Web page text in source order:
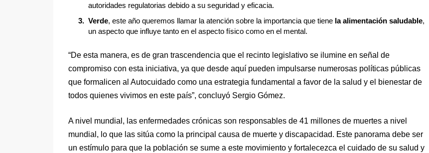
autoridades regulatorias debido a su seguridad y eficacia.
Verde, este año queremos llamar la atención sobre la importancia que tiene la alimentación saludable,
un aspecto que influye tanto en el aspecto físico como en el mental.
“De esta manera, es de gran trascendencia que el recinto legislativo se ilumine en señal de
compromiso con esta iniciativa, ya que desde aquí pueden impulsarse numerosas políticas públicas
que formalicen al Autocuidado como una estrategia fundamental a favor de la salud y el bienestar de
todos quienes vivimos en este país”, concluyó Sergio Gómez.
A nivel mundial, las enfermedades crónicas son responsables de 41 millones de muertes a nivel
mundial, lo que las sitúa como la principal causa de muerte y discapacidad. Este panorama debe ser
un estímulo para que la población se sume a este movimiento y fortalecezca el cuidado de su salud y